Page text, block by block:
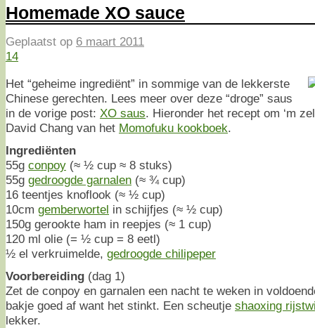
Homemade XO sauce
Geplaatst op 6 maart 2011
14
Het “geheime ingrediënt” in sommige van de lekkerste
Chinese gerechten. Lees meer over deze “droge” saus
in de vorige post: XO saus. Hieronder het recept om ‘m
David Chang van het Momofuku kookboek.
Ingrediënten
55g conpoy (≈ ½ cup ≈ 8 stuks)
55g gedroogde garnalen (≈ ¾ cup)
16 teentjes knoflook (≈ ½ cup)
10cm gemberwortel in schijfjes (≈ ½ cup)
150g gerookte ham in reepjes (≈ 1 cup)
120 ml olie (= ½ cup = 8 eetl)
½ el verkruimelde, gedroogde chilipeper
Voorbereiding (dag 1)
Zet de conpoy en garnalen een nacht te weken in
bakje goed af want het stinkt. Een scheutje shaoxing
lekker.